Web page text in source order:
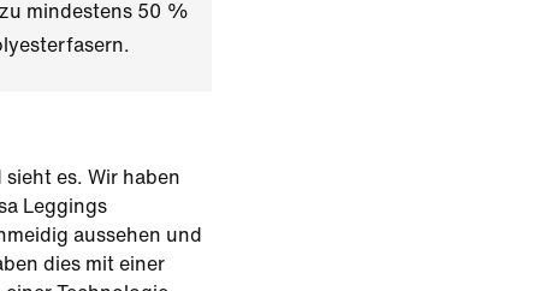
mindestens 50 %
es. Wir haben
Leggings
aussehen und
dies mit einer